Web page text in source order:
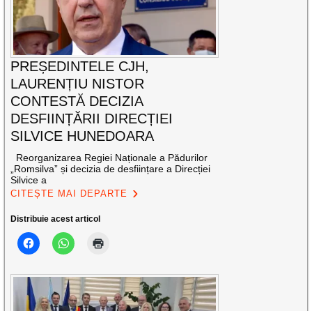
PREȘEDINTELE CJH,
LAURENȚIU NISTOR
CONTESTĂ DECIZIA
DESFIINȚĂRII DIRECȚIEI
SILVICE HUNEDOARA
Reorganizarea Regiei Naționale a Pădurilor
„Romsilva” și decizia de desființare a Direcției
Silvice a
CITEȘTE MAI DEPARTE
Distribuie acest articol